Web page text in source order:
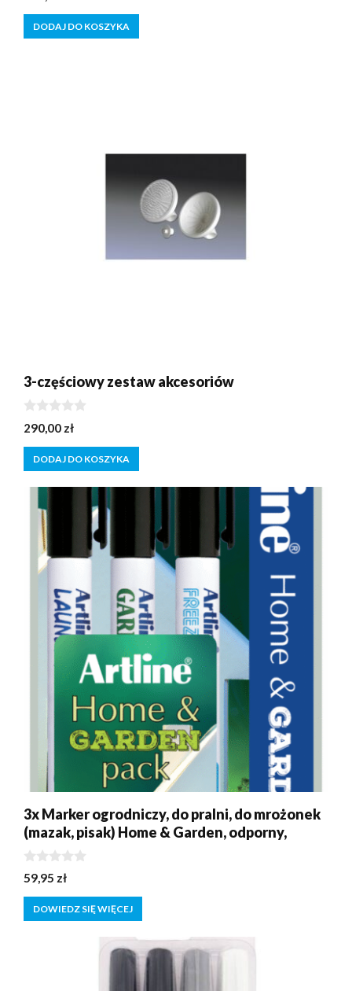
z
5
DODAJ DO KOSZYKA
3-częściowy zestaw akcesoriów
0
z
5
290,00 zł
DODAJ DO KOSZYKA
3x Marker ogrodniczy, do pralni, do mrożonek
(mazak, pisak) Home & Garden, odporny,
0
z
5
59,95 zł
DOWIEDZ SIĘ WIĘCEJ